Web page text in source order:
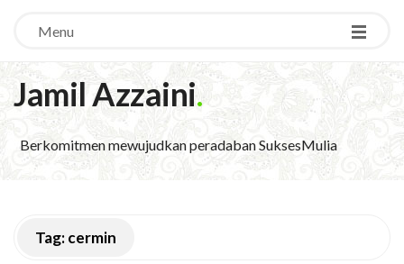
Menu
Jamil Azzaini.
Berkomitmen mewujudkan peradaban SuksesMulia
Tag:cermin